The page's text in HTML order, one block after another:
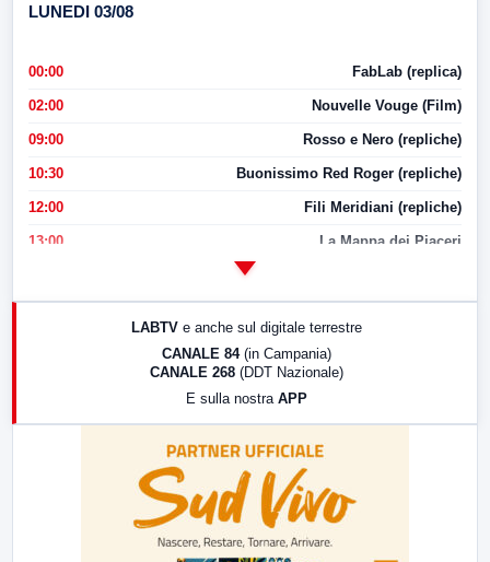
LUNEDI 03/08
00:00 FabLab (replica)
02:00 Nouvelle Vouge (Film)
09:00 Rosso e Nero (repliche)
10:30 Buonissimo Red Roger (repliche)
12:00 Fili Meridiani (repliche)
13:00 La Mappa dei Piaceri
17:00 LabNews (replica)
LABTV e anche sul digitale terrestre
CANALE 84 (in Campania)
CANALE 268 (DDT Nazionale)
E sulla nostra APP